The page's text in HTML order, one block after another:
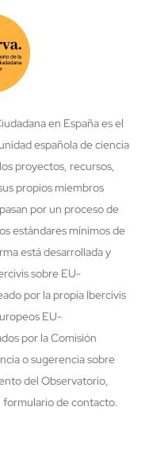
en España es el
española de ciencia
proyectos, recursos,
propios miembros
por un proceso de
estándares mínimos de
está desarrollada y
sobre EU-
por la propia Ibercivis
EU-
por la Comisión
o sugerencia sobre
del Observatorio,
formulario de contacto.